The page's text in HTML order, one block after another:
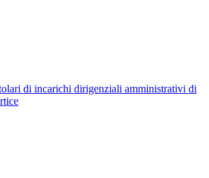
di incarichi dirigenziali amministrativi di